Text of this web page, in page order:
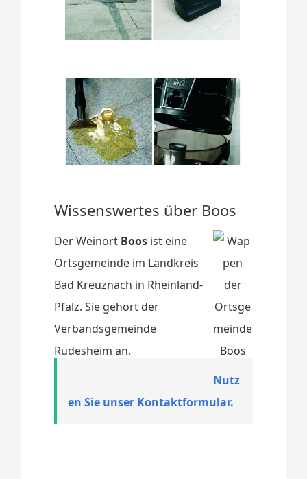
Wissenswertes über Boos
Der Weinort Boos ist eine
Ortsgemeinde im Landkreis
Bad Kreuznach in Rheinland-
Pfalz. Sie gehört der
Verbandsgemeinde
Rüdesheim an.
Nutz
en Sie unser Kontaktformular.